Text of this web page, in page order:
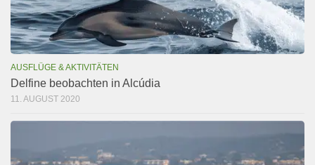
AUSFLÜGE & AKTIVITÄTEN
Delfine beobachten in Alcúdia
11. AUGUST 2020